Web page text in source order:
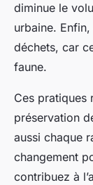
diminue le
urbaine.
déchets, car
faune.
Ces pratiques
préservation
aussi chaque
changement
contribuez à